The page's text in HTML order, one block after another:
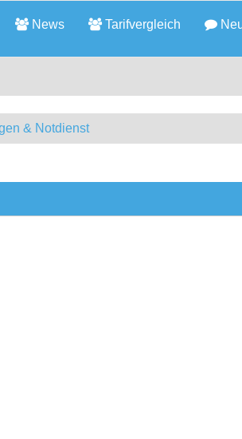
News Tarifvergleich
& Notdienst